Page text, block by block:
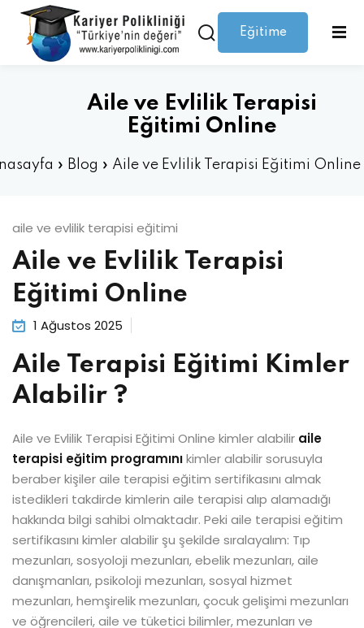
Eğitime
Aile ve Evlilik Terapisi
Eğitimi Online
» Blog » Aile ve Evlilik Terapisi Eğitimi Online
aile ve evlilik terapisi eğitimi
Aile ve Evlilik Terapisi
Eğitimi Online
1 Ağustos 2025
Aile Terapisi Eğitimi Kimler
Alabilir ?
Aile ve Evlilik Terapisi Eğitimi Online kimler alabilir aile
terapisi eğitim programınıkimler alabilir sorusuyla
beraber kişiler aile terapisi eğitim sertifikasını almak
istedikleri takdirde kimlerin aile terapisi alıp alamadığı
hakkında bilgi sahibi olmaktadır. Peki aile terapisi eğitim
sertifikasını kimler alabilir şu şekilde sıralayalım: Tıp
mezunları, sosyoloji mezunları, ebelik mezunları, aile
danışmanları, psikoloji mezunları, sosyal hizmet
mezunları, hemşirelik mezunları, çocuk gelişimi mezunları
ve öğrencileri, aile ve tüketici bilimler, mezunları ve
Giriş yap Kaydolmak
Hesabınız yok mu?Kaydolmak
Beni hatırla Şifrenizi mi kaybettiniz?